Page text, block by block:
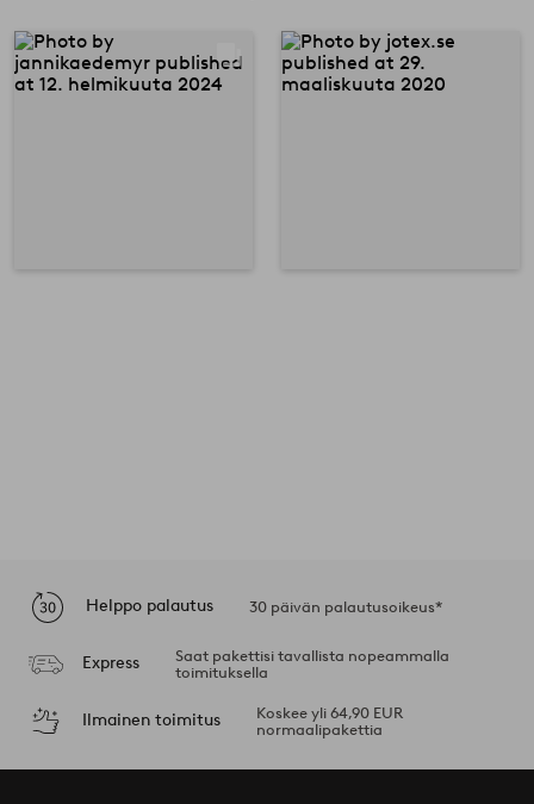
Helppo palautus 30 päivän palautusoikeus*
Express
Saat pakettisi tavallista nopeammalla
toimituksella
Ilmainen toimitus
Koskee yli 64,90 EUR
normaalipakettia